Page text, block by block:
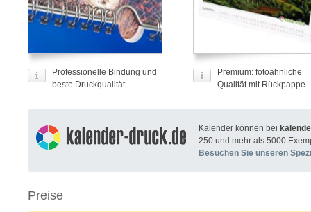
Professionelle Bindung und
beste Druckqualität
Premium: fotoähnliche
Qualität mit Rückpappe
Kalender können bei
250 und mehr als 5000
Besuchen Sie unseren
Preise